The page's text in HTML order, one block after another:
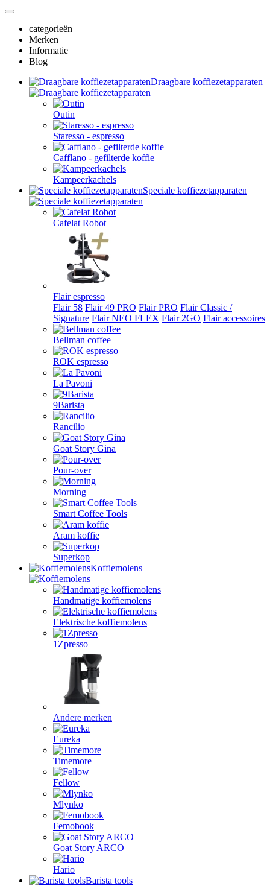
categorieën
Merken
Informatie
Blog
Draagbare koffiezetapparaten
Outin
Staresso - espresso
Cafflano - gefilterde koffie
Kampeerkachels
Speciale koffiezetapparaten
Cafelat Robot
Flair espresso
Flair 58 Flair 49 PRO Flair PRO Flair Classic /
Signature Flair NEO FLEX Flair 2GO Flair accessoires
Bellman coffee
ROK espresso
La Pavoni
9Barista
Rancilio
Goat Story Gina
Pour-over
Morning
Smart Coffee Tools
Aram koffie
Superkop
Koffiemolens
Handmatige koffiemolens
Elektrische koffiemolens
1Zpresso
Andere merken
Eureka
Timemore
Fellow
Mlynko
Femobook
Goat Story ARCO
Hario
Barista tools